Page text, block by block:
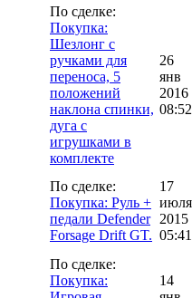
По сделке:
Покупка:
Шезлонг с
ручками для
переноса, 5
положений
наклона спинки,
дуга с
игрушками в
комплекте
26
янв
2016
08:52
По сделке:
Покупка: Руль +
педали Defender
Forsage Drift GT.
17
июля
2015
05:41
По сделке:
Покупка:
14